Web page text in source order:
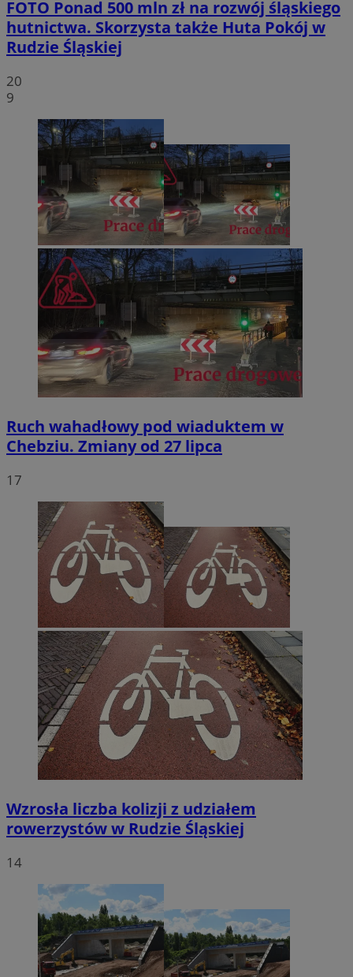
FOTO Ponad 500 mln zł na rozwój śląskiego
hutnictwa. Skorzysta także Huta Pokój w
Rudzie Śląskiej
20
9
Ruch wahadłowy pod wiaduktem w
Chebziu. Zmiany od 27 lipca
17
Wzrosła liczba kolizji z udziałem
rowerzystów w Rudzie Śląskiej
14